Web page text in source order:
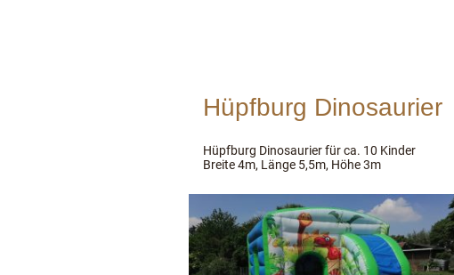
Hüpfburg Dinosaurier
Hüpfburg Dinosaurier für ca. 10 Kinder
Breite 4m, Länge 5,5m, Höhe 3m